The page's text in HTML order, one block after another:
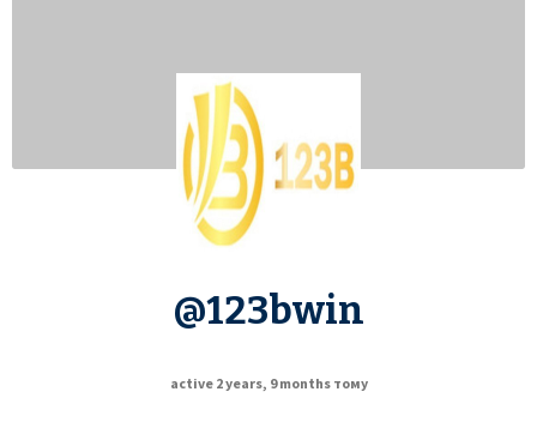
@123bwin
active 2 years, 9 months тому